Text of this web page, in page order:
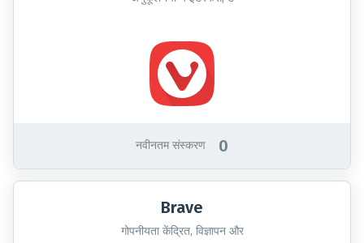
नवीनतम संस्करण 0
Brave
गोपनीयता केंद्रित, विज्ञापन और